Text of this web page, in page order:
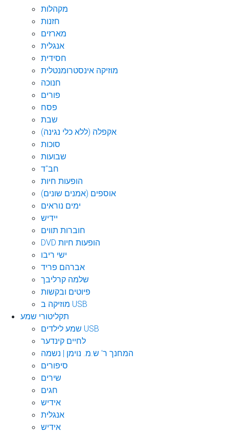
מקהלות
חזנות
מארזים
אנגלית
חסידית
מוזיקה אינסטרומנטלית
חנוכה
פורים
פסח
שבת
אקפלה (ללא כלי נגינה)
סוכות
שבועות
חב"ד
הופעות חיות
אוספים (אמנים שונים)
ימים נוראים
יידיש
חוברות תווים
DVD הופעות חיות
ישי ריבו
אברהם פריד
שלמה קרליבך
פיוטים ובקשות
מוזיקה ב USB
תקליטורי שמע
שמע לילדים USB
לחיים קינדער
המחנך ר' ש.מ. נוימן | נשמה
סיפורים
שירים
חגים
אידיש
אנגלית
אידיש